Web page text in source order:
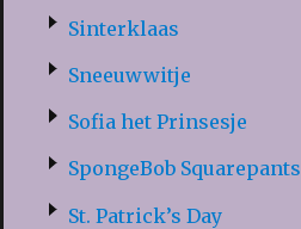
Sinterklaas
Sneeuwwitje
Sofia het Prinsesje
SpongeBob Squarepants
St. Patrick’s Day